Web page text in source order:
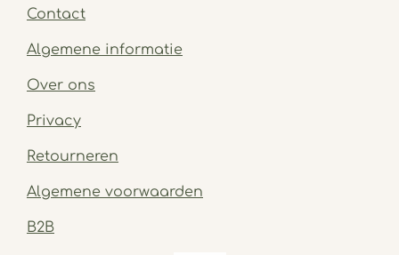
Contact
Algemene informatie
Over ons
Privacy
Retourneren
Algemene voorwaarden
B2B